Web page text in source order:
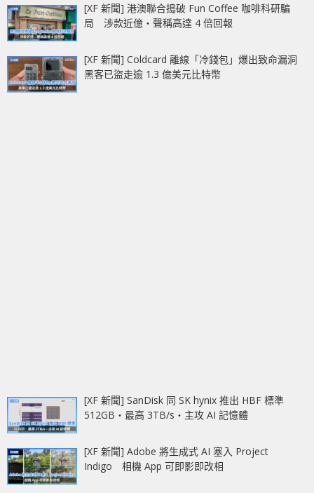
[XF 新聞] 港澳聯合搗破 Fun Coffee 咖啡科研騙
局 涉款近億‧聲稱高達 4 倍回報
[XF 新聞] Coldcard 離線「冷錢包」爆出致命漏洞
黑客已盜走逾 1.3 億美元比特幣
[XF 新聞] SanDisk 同 SK hynix 推出 HBF 標準
512GB‧最高 3TB/s‧主攻 AI 記憶體
[XF 新聞] Adobe 將生成式 AI 塞入 Project
Indigo 相機 App 可即影即改相